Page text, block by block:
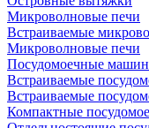
Микроволновые печи
Встраиваемые
Микроволновые печи
Посудомоечные
Встраиваемые
Встраиваемые
Компактные